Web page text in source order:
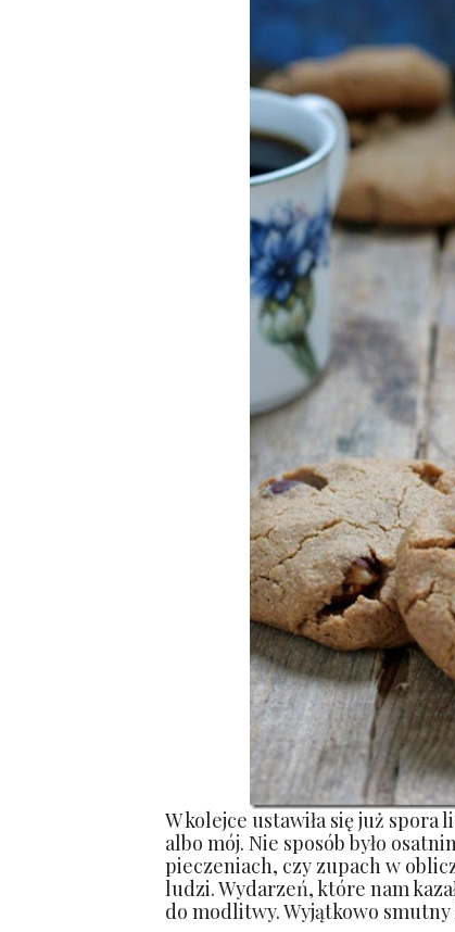
W kolejce ustawiła się już
albo mój. Nie sposób było
pieczeniach, czy zupach w
ludzi. Wydarzeń, które nam
do modlitwy. Wyjątkowo smutny